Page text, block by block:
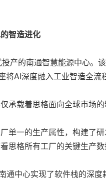
智造进化
产的南通智慧能源中心
AI深度融入工业智造全
承载着思格面向全球市场
单一的生产属性，构建了
思格所有工厂的关键生产
通中心实现了软件栈的深